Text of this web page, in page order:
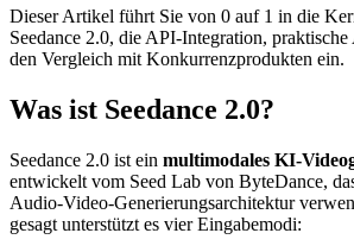
Dieser Artikel führt Sie von 0 auf 1 in die
Seedance 2.0, die API-Integration,
den Vergleich mit Konkurrenzprodukten ein.
Was ist Seedance 2.0?
Seedance 2.0 ist ein multimodales KI-
entwickelt vom Seed Lab von ByteDance,
Audio-Video-Generierungsarchitektur
gesagt unterstützt es vier Eingabemodi: